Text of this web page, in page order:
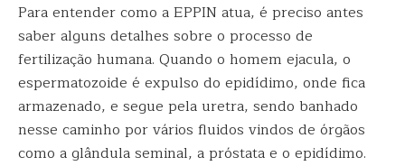
Para entender como a EPPIN atua, é preciso antes
saber alguns detalhes sobre o processo de
fertilização humana. Quando o homem ejacula, o
espermatozoide é expulso do epidídimo, onde fica
armazenado, e segue pela uretra, sendo banhado
nesse caminho por vários fluidos vindos de órgãos
como a glândula seminal, a próstata e o epidídimo.